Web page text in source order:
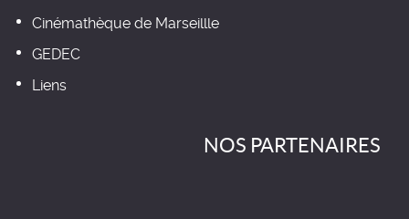
Cinémathèque de Marseillle
GEDEC
Liens
NOS PARTENAIRES